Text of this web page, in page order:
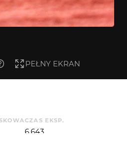
PEŁNY EKRAN
CZAS EKSP.
6.643